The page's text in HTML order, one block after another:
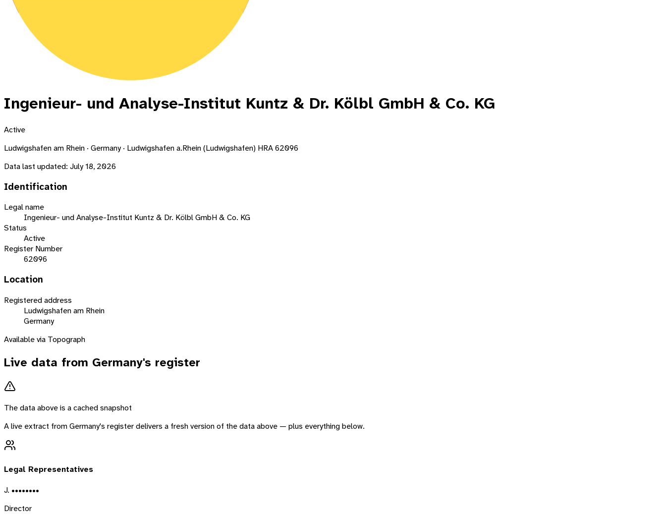
Ingenieur- und Analyse-Institut Kuntz & Dr. Kölbl GmbH & Co. KG
Active
Ludwigshafen am Rhein · Germany · Ludwigshafen a.Rhein (Ludwigshafen) HRA 62096
Data last updated: July 18, 2026
Identification
Legal name
Ingenieur- und Analyse-Institut Kuntz & Dr. Kölbl GmbH & Co. KG
Status
Active
Register Number
62096
Location
Registered address
Ludwigshafen am Rhein
Germany
Available via Topograph
Live data from Germany's register
The data above is a cached snapshot
A live extract fromGermany's register delivers a fresh version of the data above — plus everything below.
Legal Representatives
J. ••••••••
Director